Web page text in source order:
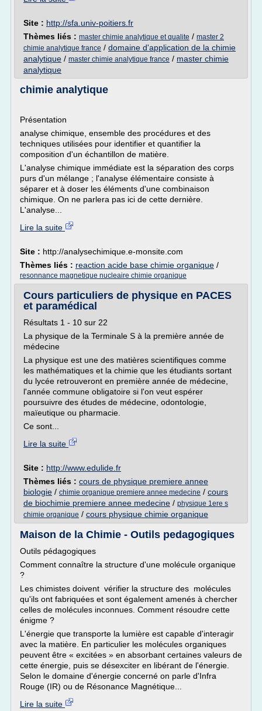
Site : http://sfa.univ-poitiers.fr
Thèmes liés : master chimie analytique et qualite / master 2
chimie analytique france / domaine d'application de la chimie
analytique / master chimie analytique france / master chimie
analytique
chimie analytique
Présentation
analyse chimique, ensemble des procédures et des
techniques utilisées pour identifier et quantifier la
composition d'un échantillon de matière.
L'analyse chimique immédiate est la séparation des corps
purs d'un mélange ; l'analyse élémentaire consiste à
séparer et à doser les éléments d'une combinaison
chimique. On ne parlera pas ici de cette dernière.
L'analyse...
Lire la suite
Site : http://analysechimique.e-monsite.com
Thèmes liés : reaction acide base chimie organique /
resonnance magnetique nucleaire chimie organique
Cours particuliers de physique en PACES
et paramédical
Résultats 1 - 10 sur 22
La physique de la Terminale S à la première année de
médecine
La physique est une des matières scientifiques comme
les mathématiques et la chimie que les étudiants sortant
du lycée retrouveront en première année de médecine,
l'année commune obligatoire si l'on veut espérer
poursuivre des études de médecine, odontologie,
maïeutique ou pharmacie.
Ce sont...
Lire la suite
Site : http://www.edulide.fr
Thèmes liés : cours de physique premiere annee
biologie / chimie organique premiere annee medecine / cours
de biochimie premiere annee medecine / physique 1ere s
chimie organique / cours physique chimie organique
Maison de la Chimie - Outils pedagogiques
Outils pédagogiques
Comment connaître la structure d'une molécule organique
?
Les chimistes doivent vérifier la structure des molécules
qu'ils ont fabriquées et sont également amenés à chercher
celles de molécules inconnues. Comment résoudre cette
énigme ?
L'énergie que transporte la lumière est capable d'interagir
avec la matière. En particulier les molécules organiques
peuvent être « excitées » en absorbant certaines valeurs de
cette énergie, puis se désexciter en libérant de l'énergie.
Selon le domaine d'énergie concerné on parle d'Infra
Rouge (IR) ou de Résonance Magnétique...
Lire la suite